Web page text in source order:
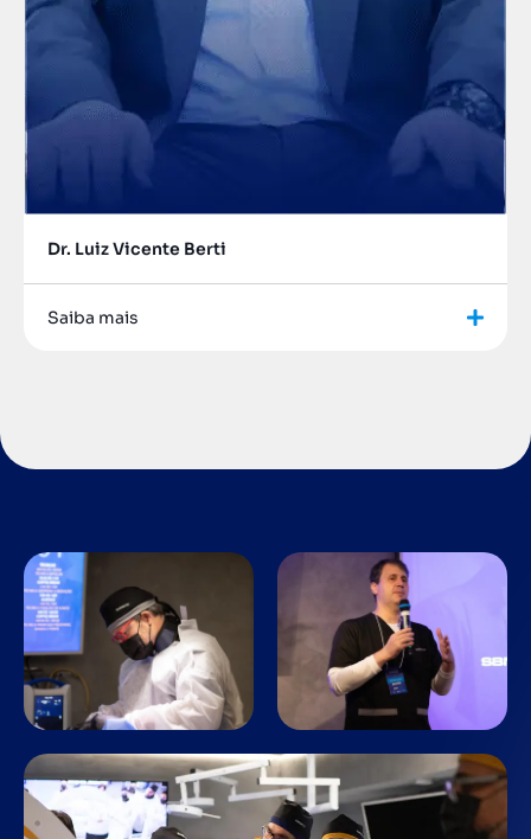
Dr. Luiz Vicente Berti
Saiba mais